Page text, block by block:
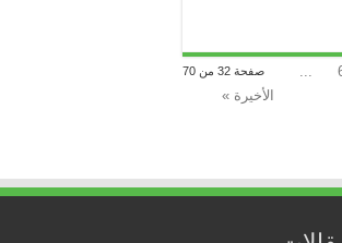
صفحة 32 من 70
...
الأخيرة »